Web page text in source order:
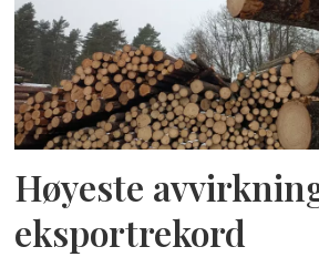
Høyeste
eksportrekord